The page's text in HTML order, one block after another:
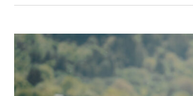
Video-
Feedback
von